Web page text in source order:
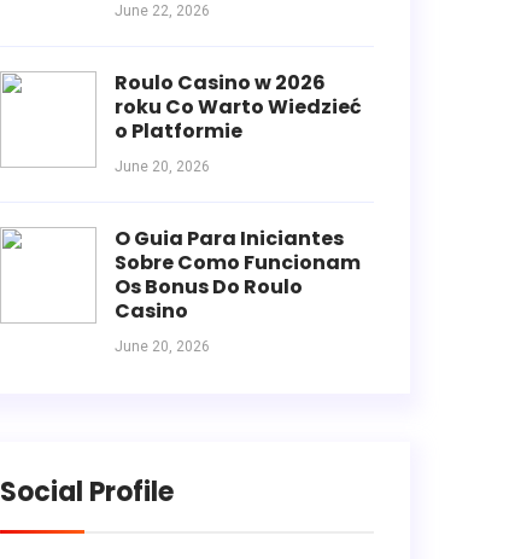
June 22, 2026
Roulo Casino w 2026
roku Co Warto Wiedzieć
o Platformie
June 20, 2026
O Guia Para Iniciantes
Sobre Como Funcionam
Os Bonus Do Roulo
Casino
June 20, 2026
Social Profile